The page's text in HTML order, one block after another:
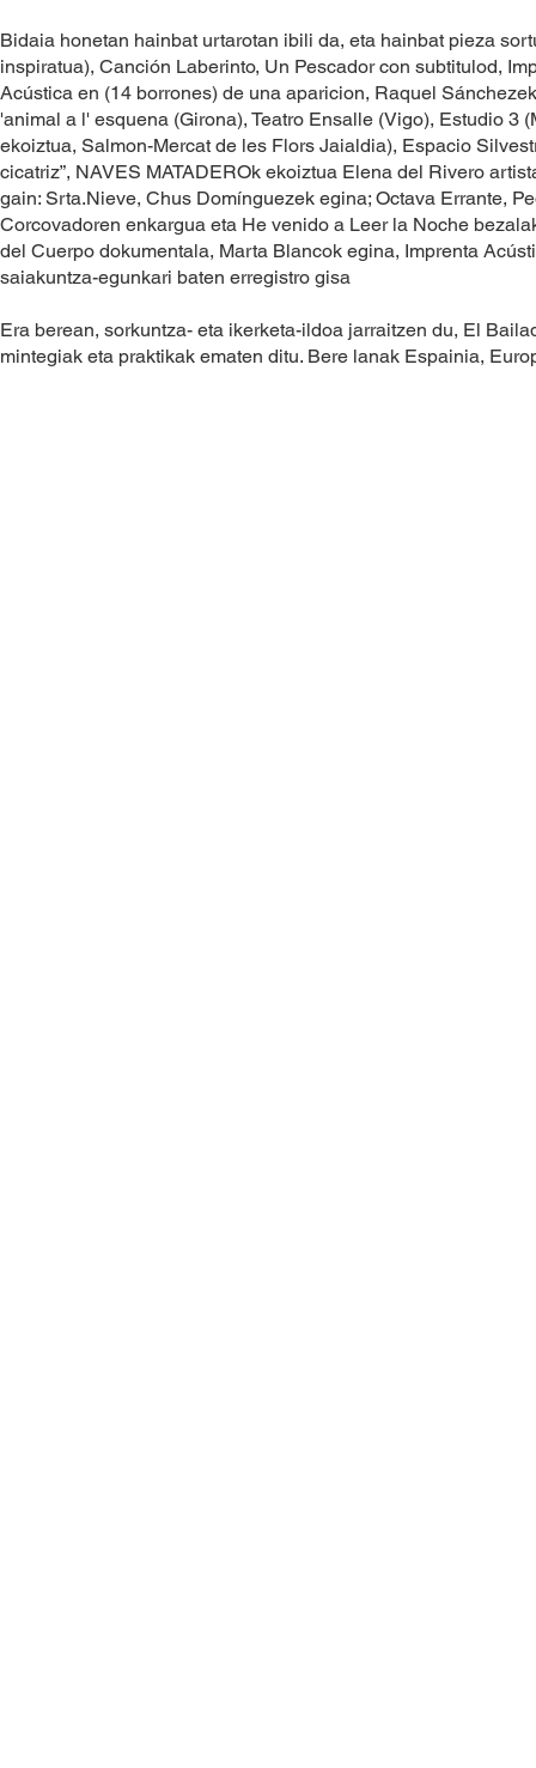
Bidaia honetan hainbat urtarotan ibili da, eta hainbat pieza
inspiratua), Canción Laberinto, Un Pescador con subtitulod,
Acústica en (14 borrones) de una aparicion, Raquel
'animal a l' esquena (Girona), Teatro Ensalle (Vigo), Estudio
ekoiztua, Salmon-Mercat de les Flors Jaialdia), Espacio
cicatriz”, NAVES MATADEROk ekoiztua Elena del Rivero
gain: Srta.Nieve, Chus Domínguezek egina; Octava Errante,
Corcovadoren enkargua eta He venido a Leer la Noche
del Cuerpo dokumentala, Marta Blancok egina, Imprenta
saiakuntza-egunkari baten erregistro gisa
Era berean, sorkuntza- eta ikerketa-ildoa jarraitzen du, El
mintegiak eta praktikak ematen ditu. Bere lanak Espainia,